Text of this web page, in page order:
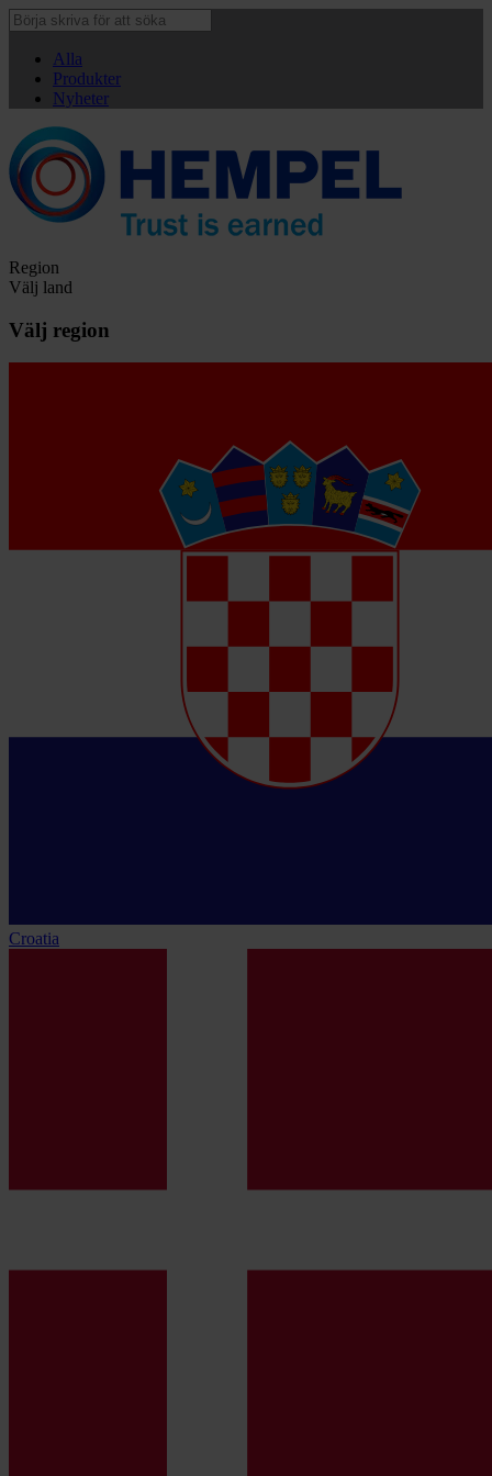
Alla
Produkter
Nyheter
Region
Välj land
Välj region
Croatia